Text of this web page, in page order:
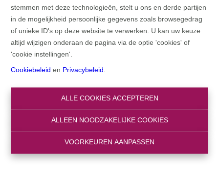
stemmen met deze technologieën, stelt u ons en derde partijen
in de mogelijkheid persoonlijke gegevens zoals browsegedrag
of unieke ID's op deze website te verwerken. U kan uw keuze
altijd wijzigen onderaan de pagina via de optie 'cookies' of
'cookie instellingen'.
Cookiebeleid en Privacybeleid
ALLE COOKIES ACCEPTEREN
ALLEEN NOODZAKELIJKE COOKIES
VOORKEUREN AANPASSEN
HOME